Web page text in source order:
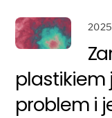
plastikiem
problem i